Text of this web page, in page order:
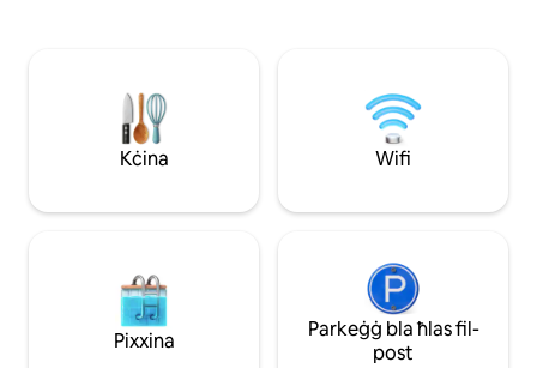
bilqiegħda fuq barra bla tmiem. Il-mixja
tkompli lejn iċ-ċentru tal-belt. Bil-post
ċentrali tiegħu, l-appartament huwa
ideali għall-vjaġġaturi għax-xogħol.
għall-
belt, li tista' tmur
ħwienet,
tistrieħ. 🤩👌
Kċina Wifi
Pixxina
Parkeġġ bla ħlas fil-
post